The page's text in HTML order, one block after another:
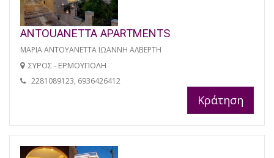
ANTOUANETTA APARTMENTS
ΜΑΡΙΑ ΑΝΤΟΥΑΝΕΤΤΑ ΙΩΑΝΝΗ ΑΛΒΕΡΤΗ
ΣΥΡΟΣ - ΕΡΜΟΥΠΟΛΗ
2281089123, 6936426412
Κράτηση